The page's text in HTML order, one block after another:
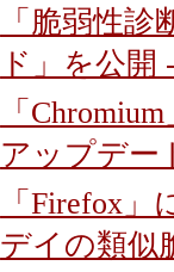
「脆弱性
ド」を公開
「
アップデー
「Firefox
デイの類似